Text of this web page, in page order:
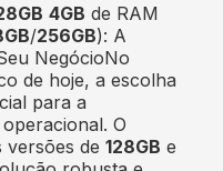
4GB de RAM
/256GB): A
NegócioNo
de hoje, a escolha
para a
O
versões de 128GB e